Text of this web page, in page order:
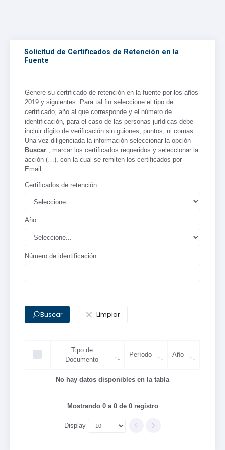
Solicitud de Certificados de Retención en la
Fuente
Genere su certificado de retención en la fuente por los años
2019 y siguientes. Para tal fin seleccione el tipo de
certificado, año al que corresponde y el número de
identificación, para el caso de las personas jurídicas debe
incluir dígito de verificación sin guiones, puntos, ni comas.
Una vez diligenciada la información seleccionar la opción
Buscar
, marcar los certificados requeridos y seleccionar la
acción (…), con la cual se remiten los certificados por
Email.
Certificados de retención:
Año:
Número de identificación:
Buscar Limpiar
Tipo de
Documento
Período Año
No hay datos disponibles en la tabla
Mostrando 0 a 0 de 0 registro
Display